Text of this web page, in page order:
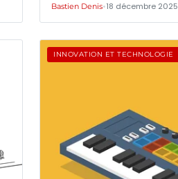
Bastien Denis•18 décembre 2025
INNOVATION ET TECHNOLOGIE